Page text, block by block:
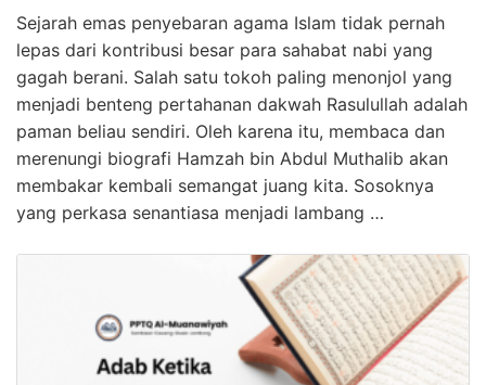
Sejarah emas penyebaran agama Islam tidak pernah
lepas dari kontribusi besar para sahabat nabi yang
gagah berani. Salah satu tokoh paling menonjol yang
menjadi benteng pertahanan dakwah Rasulullah adalah
paman beliau sendiri. Oleh karena itu, membaca dan
merenungi biografi Hamzah bin Abdul Muthalib akan
membakar kembali semangat juang kita. Sosoknya
yang perkasa senantiasa menjadi lambang …